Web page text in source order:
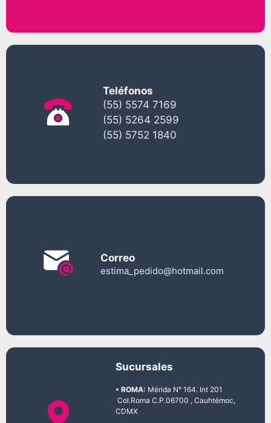
Teléfonos
(55) 5574 7169
(55) 5264 2599
(55) 5752 1840
Correo
estima_pedido@hotmail.com
Sucursales
• ROMA: Mérida N° 164. Int 201
Col.Roma C.P.06700 , Cauhtémoc,
CDMX